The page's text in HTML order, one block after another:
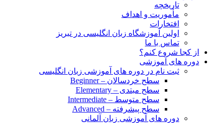
تاریخچه
مأموریت و اهداف
افتخارات
اولین آموزشگاه زبان انگلیسی در تبریز
تماس با ما
از کجا شروع کنم؟
دوره های آموزشی
ثبت نام در دوره های آموزشی زبان انگلیسی
سطح خردسالان – Beginner
سطح مبتدی – Elementary
سطح متوسط – Intermediate
سطح پیشرفته – Advanced
دوره های آموزشی زبان آلمانی